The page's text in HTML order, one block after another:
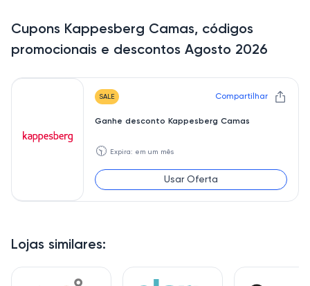
Lojas similares:
Cupons Kappesberg Camas, códigos
promocionais e descontos Agosto 2026
SALE Compartilhar
Ganhe desconto Kappesberg Camas
🕥 Expira: em um mês
Usar Oferta